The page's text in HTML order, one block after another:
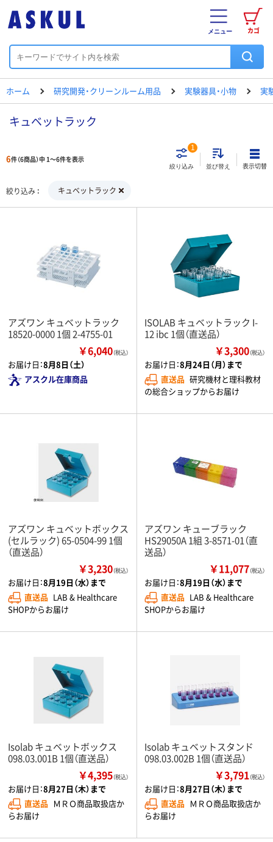
カゴ
メニュー
ホーム 研究開発・クリーンルーム用品 実験器具・小物 実
キュベットラック
6件（6商品）中 1～6件を表示
絞り込み
1
並び替え 表示切替
絞り込み キュベットラック
アズワン キュベットラック
18520-0000 1個 2-4755-01
￥6,040（税込）
お届け日：8月8日（土）
アスクル在庫商品
ISOLAB キュベットラック I-
12 ibc 1個（直送品）
￥3,300（税込）
お届け日：8月24日（月）まで
直送品 研究機材と理科教材
の総合ショップからお届け
アズワン キュベットボックス
(セルラック) 65-0504-99 1個
（直送品）
￥3,230（税込）
お届け日：8月19日（水）まで
直送品 LAB & Healthcare
SHOPからお届け
アズワン キューブラック
HS29050A 1組 3-8571-01（直
送品）
￥11,077（税込）
お届け日：8月19日（水）まで
直送品 LAB & Healthcare
SHOPからお届け
Isolab キュベットボックス
098.03.001B 1個（直送品）
￥4,395（税込）
お届け日：8月27日（木）まで
直送品 ＭＲＯ商品取扱店か
らお届け
Isolab キュベットスタンド
098.03.002B 1個（直送品）
￥3,791（税込）
お届け日：8月27日（木）まで
直送品 ＭＲＯ商品取扱店か
らお届け